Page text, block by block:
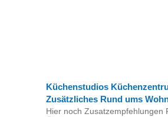
Küchenstudios
Zusätzliches Rund ums
Hier noch Zusatzempfehlungen